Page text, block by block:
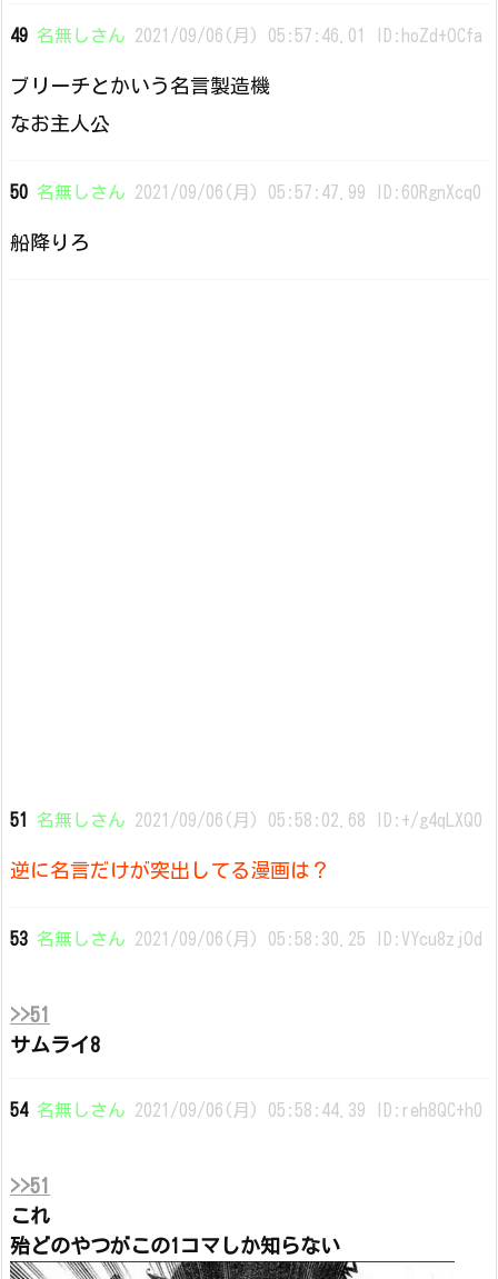
49 名無しさん 2021/09/06(月) 05:57:46.01 ID:hoZd+OCfa
ブリーチとかいう名言製造機
なお主人公
50 名無しさん 2021/09/06(月) 05:57:47.99 ID:60RgnXcq0
船降りろ
51 名無しさん 2021/09/06(月) 05:58:02.68 ID:+/g4qLXQ0
逆に名言だけが突出してる漫画は？
53 名無しさん 2021/09/06(月) 05:58:30.25 ID:VYcu8zjOd
>>51
サムライ8
54 名無しさん 2021/09/06(月) 05:58:44.39 ID:reh8QC+h0
>>51
これ
殆どのやつがこの1コマしか知らない